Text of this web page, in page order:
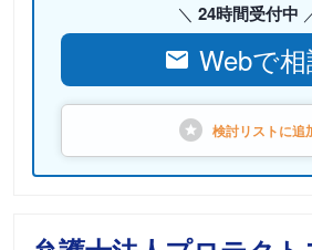
24時間受付中
Webで
検討リストに追